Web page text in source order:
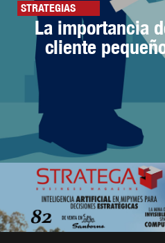
STRATEGIAS
La importancia
cliente